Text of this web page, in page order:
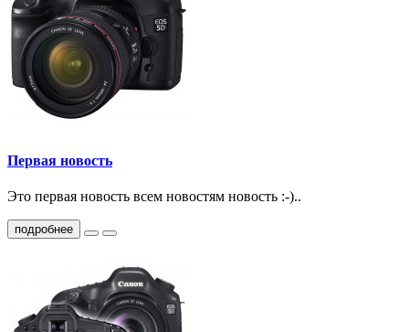
Первая новость
Это первая новость всем новостям новость :-)..
подробнее